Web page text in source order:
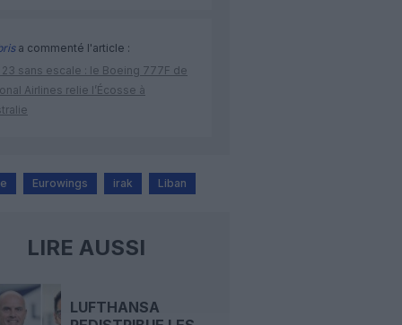
a commenté l'article :
23 sans escale : le Boeing 777F de
Airlines relie l’Écosse à
Eurowings irak Liban
LIRE AUSSI
LUFTHANSA